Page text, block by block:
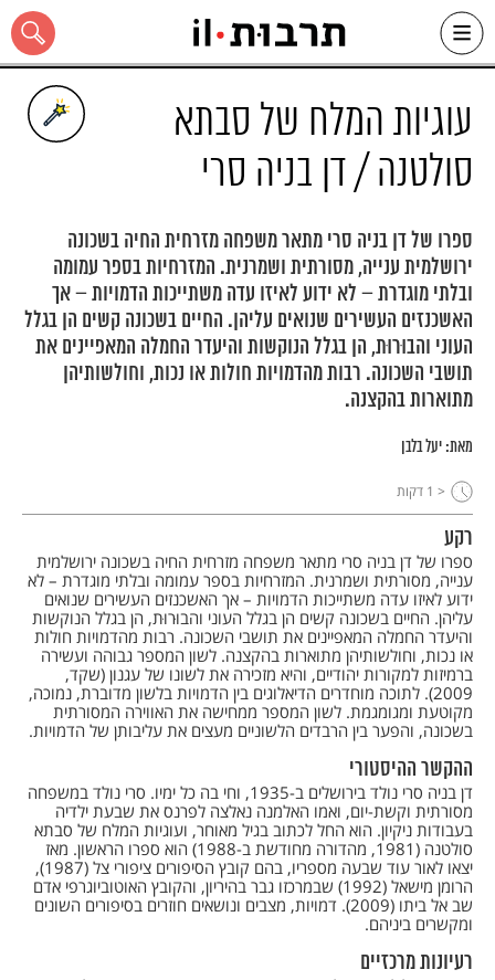
Skip
content
כל האתר
עוגיות המלח של סבתא
סולטנה / דן בניה סרי
ספרו של דן בניה סרי מתאר משפחה מזרחית החיה בשכונה
ירושלמית ענייה, מסורתית ושמרנית. המזרחיות בספר עמומה
ובלתי מוגדרת – לא ידוע לאיזו עדה משתייכות הדמויות – אך
האשכנזים העשירים שנואים עליהן. החיים בשכונה קשים הן בגלל
העוני והבוּרוּת, הן בגלל הנוקשות והיעדר החמלה המאפיינים את
תושבי השכונה. רבות מהדמויות חולות או נכות, וחולשותיהן
מתוארות בהקצנה.
מאת:יעל בלבן
< 1 דקות
רקע
ספרו של דן בניה סרי מתאר משפחה מזרחית החיה בשכונה ירושלמית
ענייה, מסורתית ושמרנית. המזרחיות בספר עמומה ובלתי מוגדרת – לא
ידוע לאיזו עדה משתייכות הדמויות – אך האשכנזים העשירים שנואים
עליהן. החיים בשכונה קשים הן בגלל העוני והבוּרוּת, הן בגלל הנוקשות
והיעדר החמלה המאפיינים את תושבי השכונה. רבות מהדמויות חולות
או נכות, וחולשותיהן מתוארות בהקצנה. לשון המספר גבוהה ועשירה
ברמיזות למקורות יהודיים, והיא מזכירה את לשונו של עגנון (שקד,
2009). לתוכה מוחדרים הדיאלוגים בין הדמויות בלשון מדוברת, נמוכה,
מקוטעת ומגומגמת. לשון המספר ממחישה את האווירה המסורתית
בשכונה, והפער בין הרבדים הלשוניים מעצים את עליבותן של הדמויות.
ההקשר ההיסטורי
דן בניה סרי נולד בירושלים ב-1935, וחי בה כל ימיו. סרי נולד במשפחה
מסורתית וקשת-יום, ואמו האלמנה נאלצה לפרנס את שבעת ילדיה
בעבודות ניקיון. הוא החל לכתוב בגיל מאוחר, ועוגיות המלח של סבתא
סולטנה (1981, מהדורה מחודשת ב-1988) הוא ספרו הראשון. מאז
יצאו לאור עוד שבעה מספריו, בהם קובץ הסיפורים ציפורי צל (1987),
הרומן מישאל (1992) שבמרכזו גבר בהיריון, והקובץ האוטוביוגרפי אדם
שב אל ביתו (2009). דמויות, מצבים ונושאים חוזרים בסיפורים השונים
ומקשרים ביניהם.
רעיונות מרכזיים